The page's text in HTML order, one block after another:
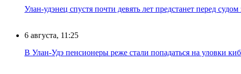
Улан-удэнец спустя почти девять лет предстанет перед
6 августа, 11:25
В Улан-Удэ пенсионеры реже стали попадаться на уловки